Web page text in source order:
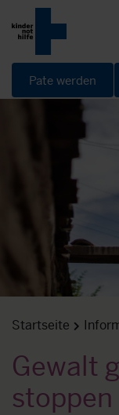
Pate werden
Startseite
Gewalt
stoppen